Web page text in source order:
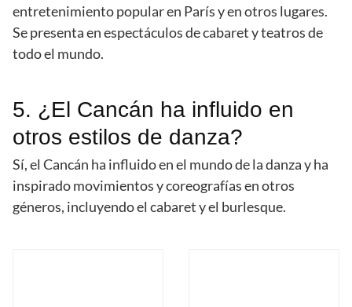
entretenimiento popular en París y en otros lugares.
Se presenta en espectáculos de cabaret y teatros de
todo el mundo.
5. ¿El Cancán ha influido en
otros estilos de danza?
Sí, el Cancán ha influido en el mundo de la danza y ha
inspirado movimientos y coreografías en otros
géneros, incluyendo el cabaret y el burlesque.